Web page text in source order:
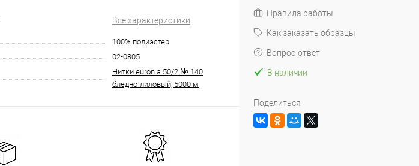
Все характеристики
100% полиэстер
02-0805
Нитки euron a 50/2 № 140
бледно-лиловый, 5000 м
Правила работы
Как заказать образцы
Вопрос-ответ
В наличии
Поделиться